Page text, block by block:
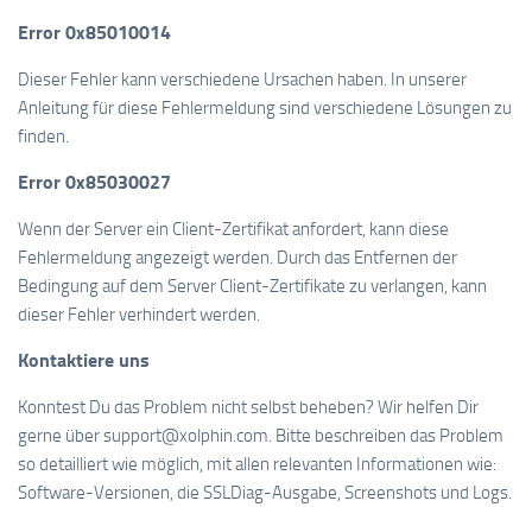
Error 0x85010014
Dieser Fehler kann verschiedene Ursachen haben. In unserer
Anleitung für diese Fehlermeldung sind verschiedene Lösungen zu
finden.
Error 0x85030027
Wenn der Server ein Client-Zertifikat anfordert, kann diese
Fehlermeldung angezeigt werden. Durch das Entfernen der
Bedingung auf dem Server Client-Zertifikate zu verlangen, kann
dieser Fehler verhindert werden.
Kontaktiere uns
Konntest Du das Problem nicht selbst beheben? Wir helfen Dir
gerne über support@xolphin.com. Bitte beschreiben das Problem
so detailliert wie möglich, mit allen relevanten Informationen wie:
Software-Versionen, die SSLDiag-Ausgabe, Screenshots und Logs.